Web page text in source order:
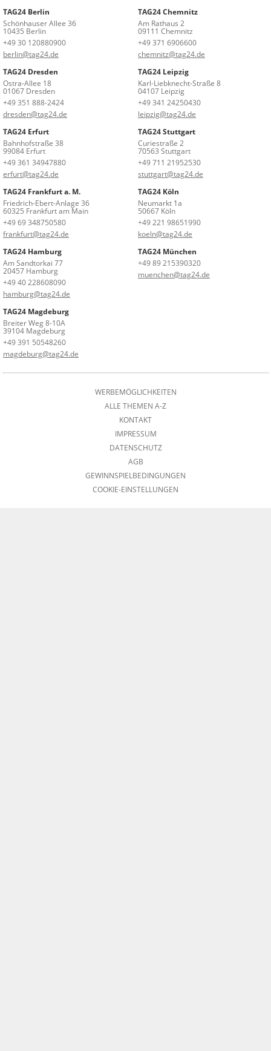
TAG24 Berlin
Schönhauser Allee 36
10435 Berlin
+49 30 120880900
berlin@tag24.de
TAG24 Chemnitz
Am Rathaus 2
09111 Chemnitz
+49 371 6906600
chemnitz@tag24.de
TAG24 Dresden
Ostra-Allee 18
01067 Dresden
+49 351 888-2424
dresden@tag24.de
TAG24 Leipzig
Karl-Liebknecht-Straße 8
04107 Leipzig
+49 341 24250430
leipzig@tag24.de
TAG24 Erfurt
Bahnhofstraße 38
99084 Erfurt
+49 361 34947880
erfurt@tag24.de
TAG24 Stuttgart
Curiestraße 2
70563 Stuttgart
+49 711 21952530
stuttgart@tag24.de
TAG24 Frankfurt a. M.
Friedrich-Ebert-Anlage 36
60325 Frankfurt am Main
+49 69 348750580
frankfurt@tag24.de
TAG24 Köln
Neumarkt 1a
50667 Köln
+49 221 98651990
koeln@tag24.de
TAG24 Hamburg
Am Sandtorkai 77
20457 Hamburg
+49 40 228608090
hamburg@tag24.de
TAG24 München
+49 89 215390320
muenchen@tag24.de
TAG24 Magdeburg
Breiter Weg 8-10A
39104 Magdeburg
+49 391 50548260
magdeburg@tag24.de
WERBEMÖGLICHKEITEN
ALLE THEMEN A-Z
KONTAKT
IMPRESSUM
DATENSCHUTZ
AGB
GEWINNSPIELBEDINGUNGEN
COOKIE-EINSTELLUNGEN